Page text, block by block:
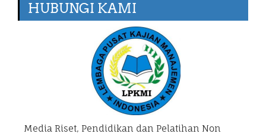
HUBUNGI KAMI
Media Riset, Pendidikan dan Pelatihan Non